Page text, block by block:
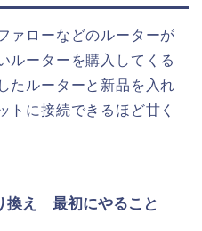
ァローなどのルーターが
ルーターを購入してくる
たルーターと新品を入れ
トに接続できるほど甘く
換え 最初にやること